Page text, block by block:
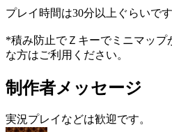
プレイ時間は30分以上ぐらいです
*積み防止でＺキーでミニマップ
な方はご利用ください。
制作者メッセージ
実況プレイなどは歓迎です。